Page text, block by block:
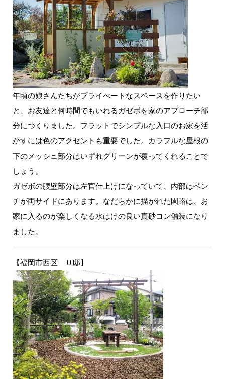
年頃の娘さんたちがプライべートなスペースを作りたい
と、お友達と何時間でもいれるガゼボを家のアプローチ部
分につくりました。フラットでシンプルな入口のお家を活
かすには色のアクセントも重要でした。カラフルな屋根の
下のメッシュ部分はいずれグリーンが覆ってくれることで
しょう。
ガゼボの腰壁部分は左官仕上げになっていて、内部はベン
チが両サイドにあります。なだらかに描かれた園路は、お
家に入るのが楽しくなる水はけの良い真砂コン舗装になり
ました。
【福岡市西区 Ｕ邸】